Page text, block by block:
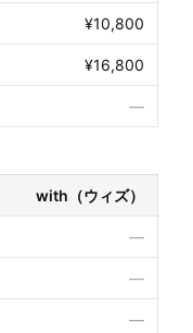
¥10,800
¥16,800
—
with（ウィズ）
—
—
—